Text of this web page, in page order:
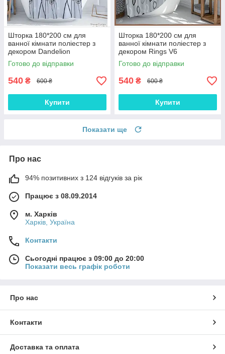
Шторка 180*200 см для
ванної кімнати поліестер з
декором Dandelion
Готово до відправки
540 ₴ 600 ₴
Купити
Шторка 180*200 см для
ванної кімнати поліестер з
декором Rings V6
Готово до відправки
540 ₴ 600 ₴
Купити
Показати ще
Про нас
94% позитивних з 124 відгуків за рік
Працює з 08.09.2014
м. Харків
Харків, Україна
Контакти
Сьогодні працює з 09:00 до 20:00
Показати весь графік роботи
Про нас
Контакти
Доставка та оплата